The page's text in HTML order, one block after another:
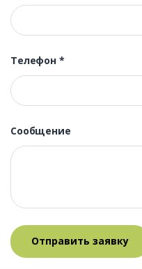
Телефон *
Сообщение